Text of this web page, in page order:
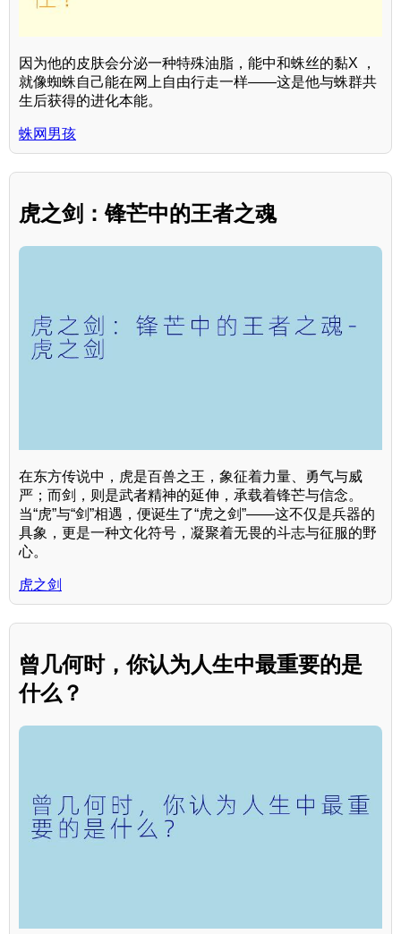
因为他的皮肤会分泌一种特殊油脂，能中和蛛丝的黏X ，
就像蜘蛛自己能在网上自由行走一样——这是他与蛛群共
生后获得的进化本能。
蛛网男孩
虎之剑：锋芒中的王者之魂
在东方传说中，虎是百兽之王，象征着力量、勇气与威
严；而剑，则是武者精神的延伸，承载着锋芒与信念。
当“虎”与“剑”相遇，便诞生了“虎之剑”——这不仅是兵器的
具象，更是一种文化符号，凝聚着无畏的斗志与征服的野
心。
虎之剑
曾几何时，你认为人生中最重要的是
什么？